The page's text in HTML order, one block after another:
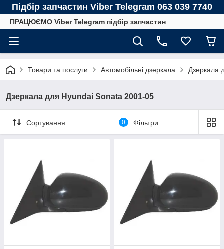
Підбір запчастин Viber Telegram 063 039 7740
ПРАЦЮЄМО Viber Telegram підбір запчастин
Товари та послуги Автомобільні дзеркала Дзеркала
Дзеркала для Hyundai Sonata 2001-05
Сортування 0 Фільтри